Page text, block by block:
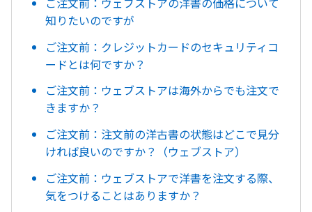
知りたいのですが
ご注文前：クレジットカードのセキュリティコ
ードとは何ですか？
ご注文前：ウェブストアは海外からでも注文で
きますか？
ご注文前：注文前の洋古書の状態はどこで見分
ければ良いのですか？（ウェブストア）
ご注文前：ウェブストアで洋書を注文する際、
気をつけることはありますか？